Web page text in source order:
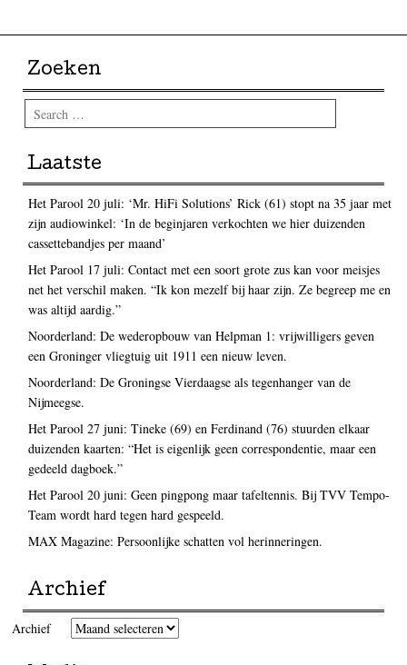
Zoeken
Search
Laatste
Het Parool 20 juli: ‘Mr. HiFi Solutions’ Rick (61) stopt na 35 jaar met
zijn audiowinkel: ‘In de beginjaren verkochten we hier duizenden
cassettebandjes per maand’
Het Parool 17 juli: Contact met een soort grote zus kan voor meisjes
net het verschil maken. “Ik kon mezelf bij haar zijn. Ze begreep me en
was altijd aardig.”
Noorderland: De wederopbouw van Helpman 1: vrijwilligers geven
een Groninger vliegtuig uit 1911 een nieuw leven.
Noorderland: De Groningse Vierdaagse als tegenhanger van de
Nijmeegse.
Het Parool 27 juni: Tineke (69) en Ferdinand (76) stuurden elkaar
duizenden kaarten: “Het is eigenlijk geen correspondentie, maar een
gedeeld dagboek.”
Het Parool 20 juni: Geen pingpong maar tafeltennis. Bij TVV Tempo-
Team wordt hard tegen hard gespeeld.
MAX Magazine: Persoonlijke schatten vol herinneringen.
Archief
Archief